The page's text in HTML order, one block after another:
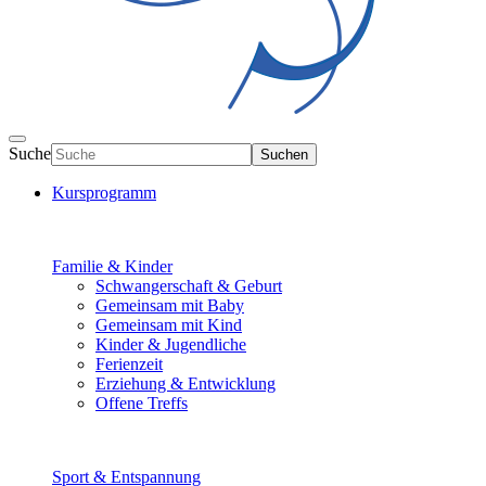
Suche Suchen
Kursprogramm
Familie & Kinder
Schwangerschaft & Geburt
Gemeinsam mit Baby
Gemeinsam mit Kind
Kinder & Jugendliche
Ferienzeit
Erziehung & Entwicklung
Offene Treffs
Sport & Entspannung